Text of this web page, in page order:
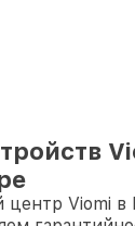
Viomi в